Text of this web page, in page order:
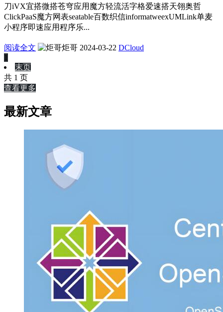
刀iVX宜搭微搭苍穹应用魔方轻流活字格爱速搭天翎奥哲
ClickPaaS魔方网表seatable百数织信informatweexUMLink单麦
小程序即速应用程序乐...
阅读全文 炬哥 2024-03-22 DCloud
1
末页
共 1 页
查看更多
最新文章